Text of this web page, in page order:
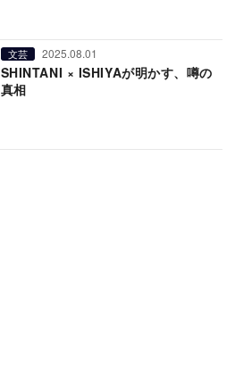
文芸 2025.08.01
SHINTANI × ISHIYAが明かす、噂の
真相